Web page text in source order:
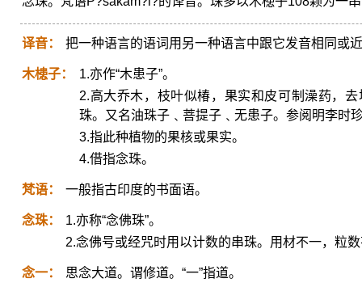
译音： 把一种语言的语词用另一种语言中跟它发音相同或
木槵子：
1.亦作“木患子”。
2.高大乔木，枝叶似椿，果实和皮可制澡药，
珠。又名油珠子﹑菩提子﹑无患子。参阅明李时
3.指此种植物的果核或果实。
4.借指念珠。
梵语： 一般指古印度的书面语。
念珠：
1.亦称“念佛珠”。
2.念佛号或经咒时用以计数的串珠。用材不一，粒
念一： 思念大道。谓修道。“一”指道。